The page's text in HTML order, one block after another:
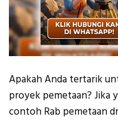
Apakah Anda tertarik
proyek pemetaan? Jika
contoh Rab pemetaan